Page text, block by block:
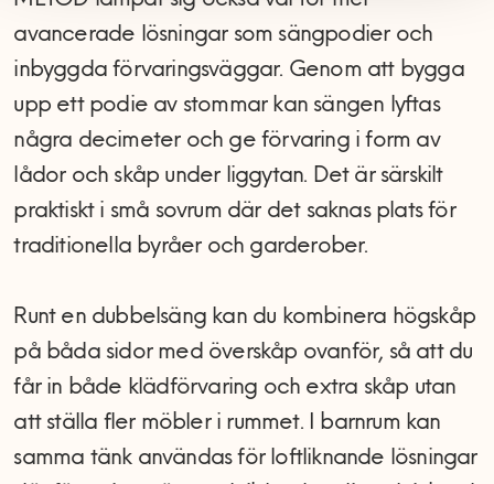
avancerade lösningar som sängpodier och
inbyggda förvaringsväggar. Genom att bygga
upp ett podie av stommar kan sängen lyftas
några decimeter och ge förvaring i form av
lådor och skåp under liggytan. Det är särskilt
praktiskt i små sovrum där det saknas plats för
traditionella byråer och garderober.
Runt en dubbelsäng kan du kombinera högskåp
på båda sidor med överskåp ovanför, så att du
får in både klädförvaring och extra skåp utan
att ställa fler möbler i rummet. I barnrum kan
samma tänk användas för loftliknande lösningar